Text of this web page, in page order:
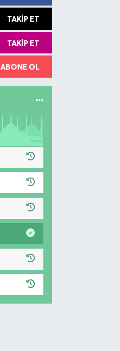
TAKIP ET
TAKIP ET
ABONE OL